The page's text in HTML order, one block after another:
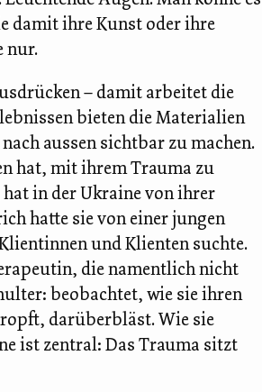
damit ihre Kunst oder ihre
nur.
– damit arbeitet die
bieten die Materialien
aussen sichtbar zu machen.
hat, mit ihrem Trauma zu
in der Ukraine von ihrer
hatte sie von einer jungen
und Klienten suchte.
die namentlich nicht
beobachtet, wie sie ihren
darüberbläst. Wie sie
ist zentral: Das Trauma sitzt